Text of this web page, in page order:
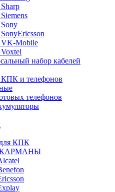
VK-Mobile
набор кабелей
и телефонов
телефонов
КПК
КАРМАНЫ